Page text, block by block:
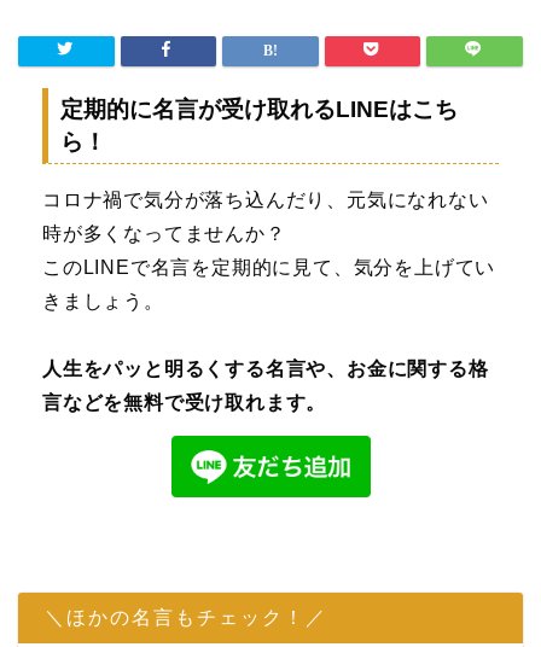
定期的に名言が受け取れるLINEはこち
ら！
コロナ禍で気分が落ち込んだり、元気になれない
時が多くなってませんか？
このLINEで名言を定期的に見て、気分を上げてい
きましょう。
人生をパッと明るくする名言や、お金に関する格
言などを無料で受け取れます。
＼ほかの名言もチェック！／